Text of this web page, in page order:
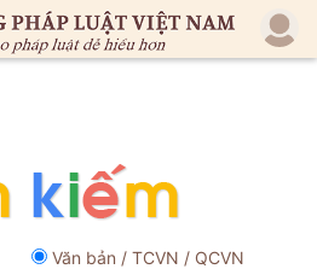
Văn bản / TCVN / QCVN